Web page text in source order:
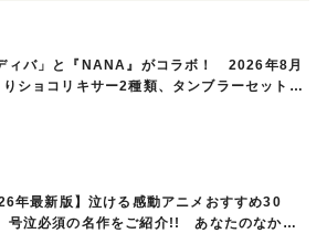
ィバ」と『NANA』がコラボ！ 2026年8月
ショコリキサー2種類、タンブラーセットな
年最新版】泣ける感動アニメおすすめ30
泣必須の名作をご紹介!! あなたのなかの